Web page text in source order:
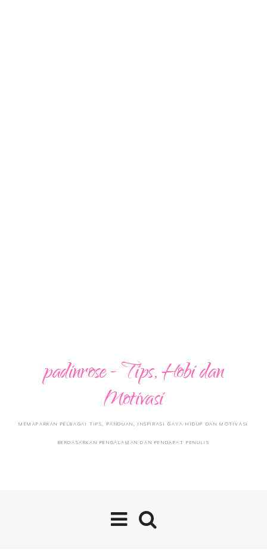
padinrose - Tips, Hobi dan
Motivasi
MEMAPARKAN PELBAGAI TIPS, PANDUAN, INSPIRASI GAYA HIDUP DAN MOTIVASI
BERDASARKAN PENGALAMAN DAN PENDAPAT PENULIS